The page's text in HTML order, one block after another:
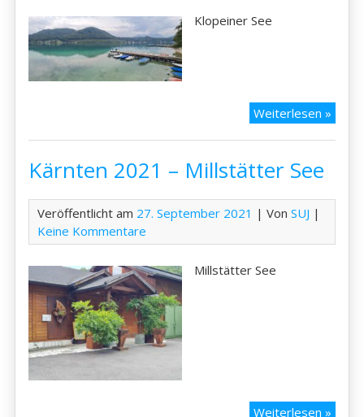
Klopeiner See
Weiterlesen »
Kärnten 2021 – Millstätter See
Veröffentlicht am 27. September 2021 | VonSUJ |
Keine Kommentare
Millstätter See
Weiterlesen »